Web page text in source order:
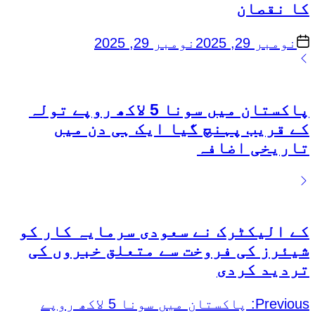
کا نقصان
on نومبر 29, 2025 نومبر 29, 2025
پاکستان میں سونا 5 لاکھ روپے تولہ
کے قریب پہنچ گیا ایک ہی دن میں
تاریخی اضافہ
کے الیکٹرک نے سعودی سرمایہ کار کو
شیئرز کی فروخت سے متعلق خبروں کی
تردید کردی
Previous:
پاکستان میں سونا 5 لاکھ روپے